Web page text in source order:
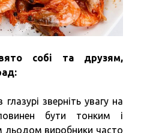
собі та друзям,
зверніть увагу на
бути тонким і
льодом виробники часто